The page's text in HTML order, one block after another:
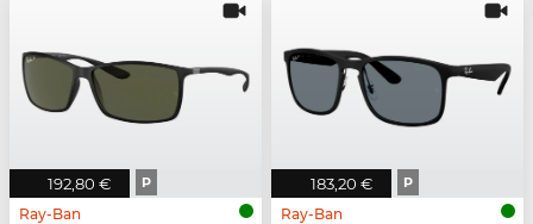
192,80 € P
Ray-Ban
183,20 € P
Ray-Ban